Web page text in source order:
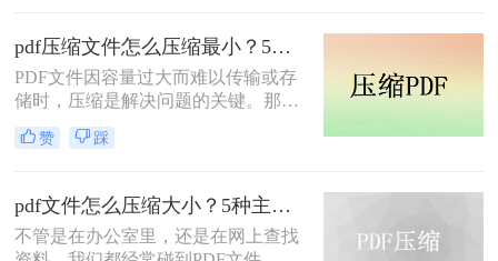
不仅占用存储空间，更在邮件发送、
即时通讯传输和网页上传时带来诸多
不便。如何在不显著损失质量的前提
下，有效“瘦身”PDF文件，已成为一
项必备技能。
pdf压缩文件怎么压缩最小？5个常用方法全解析！
PDF文件因容量过大而难以传输或存
储时，压缩是解决问题的关键。那么
pdf压缩文件怎么压缩最小呢？本文将
介绍几种高效压缩PDF的方法，帮助
赞 踩
pdf文件怎么压缩大小？5种主流压缩方法分享！
不管是在办公室里，还是在网上查找